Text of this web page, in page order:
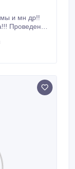
и мн др!!
Проведение
Ирина и